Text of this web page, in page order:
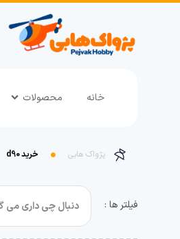
خانه محصولات
پژواک هابی خرید d90
فیلتر ها :